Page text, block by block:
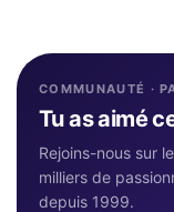
COMMUNAUTÉ ·
Tu as aimé
Rejoins-nous sur
milliers de
depuis 1999.